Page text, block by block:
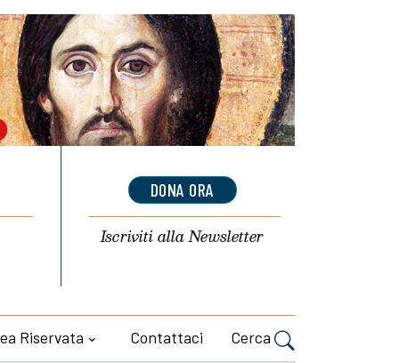
DONA ORA
Iscriviti allaNewsletter
Riservata Contattaci Cerca